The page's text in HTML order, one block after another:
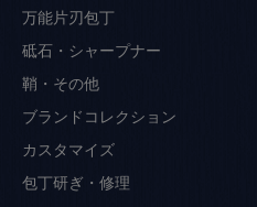
万能片刃包丁
砥石・シャープナー
鞘・その他
ブランドコレクション
カスタマイズ
包丁研ぎ・修理